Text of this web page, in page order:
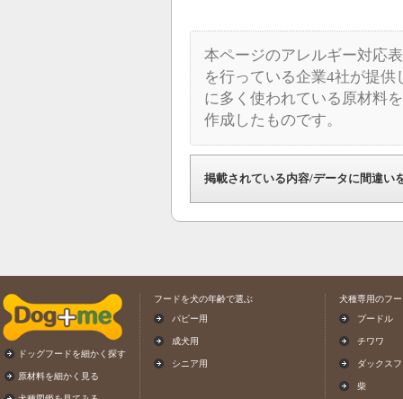
本ページのアレルギー対応
を行っている企業4社が提
に多く使われている原材料
作成したものです。
掲載されている内容/データに間違い
ドッグフードを細かく探す
原材料を細かく見る
フードを犬の年齢で選ぶ
パピー用
成犬用
シニア用
犬種専用のフ
プードル
チワワ
ダックス
柴